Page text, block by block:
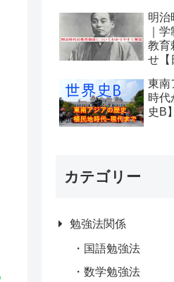
明治
｜
教育
せ【
東南
時代
史B】
カテゴリー
勉強法関係
国語勉強法
数学勉強法